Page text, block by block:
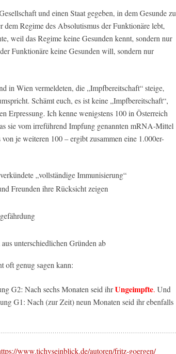
und einen Staat gegeben, in dem Gesunde zu
Regime des Absolutismus der Funktionäre lebt,
weil das Regime keine Gesunden kennt, sondern nur
Funktionäre keine Gesunden will, sondern nur
in Wien vermeldeten, die „Impfbereitschaft“ steige,
Schämt euch, es ist keine „Impfbereitschaft“,
Erpressung. Ich kenne wenigstens 100 in Österreich
sie vom irreführend Impfung genannten mRNA-Mittel
je weiteren 100 – ergibt zusammen eine 1.000er-
„vollständige Immunisierung“
Freunden ihre Rücksicht zeigen
unterschiedlichen Gründen ab
oft genug sagen kann:
G2: Nach sechs Monaten seid ihrUngeimpfte. Und
G1: Nach (zur Zeit) neun Monaten seid ihr ebenfalls
www.tichyseinblick.de/autoren/fritz-goergen/